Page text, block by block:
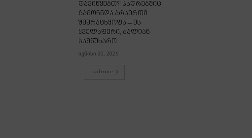
დავიწყებთ?! კადრებშიც
გამოჩნდა არაერთი
შეურაცხყოფა – ეს
ყველაფერი, ძალიან
სამწუხარო...
ივნისი 30, 2026
Load more